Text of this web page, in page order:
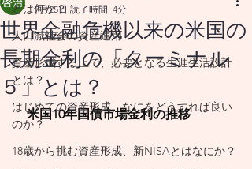
タイルの始まりで
す。
思い描く暮らし方
を実現するために
は、それに合わせた
相当の支出が発生し
とは何か？
人口減社会の資産運用
資産形成する上で、必要となる生涯生活設計
とは？
はじめての資産形成、なにをどうすれば良い
のか？
18歳から挑む資産形成、新NISAとはなにか？
世界金融危機以来の米国の
長期金利の「ターミナル
５」とは？
7月25日 読了時間: 4分
米国10年国債市場金利の推移